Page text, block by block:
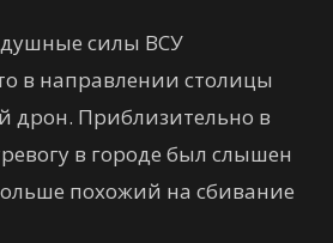
силы ВСУ
в направлении столицы
дрон. Приблизительно в
в городе был слышен
похожий на сбивание